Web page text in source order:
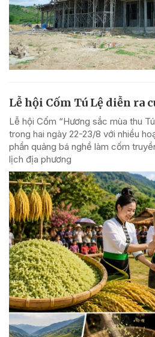
Lễ hội Cốm Tú Lệ diễn ra
Lễ hội Cốm “Hương sắc mùa thu
trong hai ngày 22-23/8 với nhiều
phần quảng bá nghề làm cốm
lịch địa phương